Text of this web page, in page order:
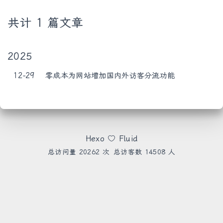
关灯
共计 1 篇文章
2025
12-29 零成本为网站增加国内外访客分流功能
Hexo Fluid
总访问量 20262 次 总访客数 14508 人